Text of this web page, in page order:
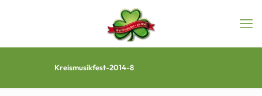
Kreismusikfest-2014-8